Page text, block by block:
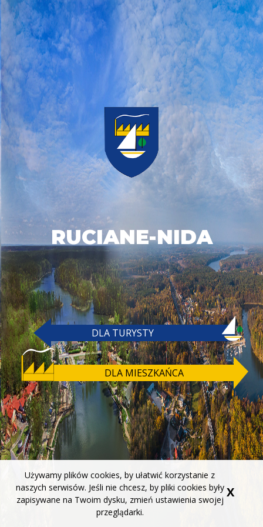
RUCIANE-NIDA
DLA TURYSTY
DLA MIESZKAŃCA
Używamy plików cookies, by ułatwić korzystanie z
naszych serwisów. Jeśli nie chcesz, by pliki cookies były
zapisywane na Twoim dysku, zmień ustawienia swojej
przeglądarki.
X